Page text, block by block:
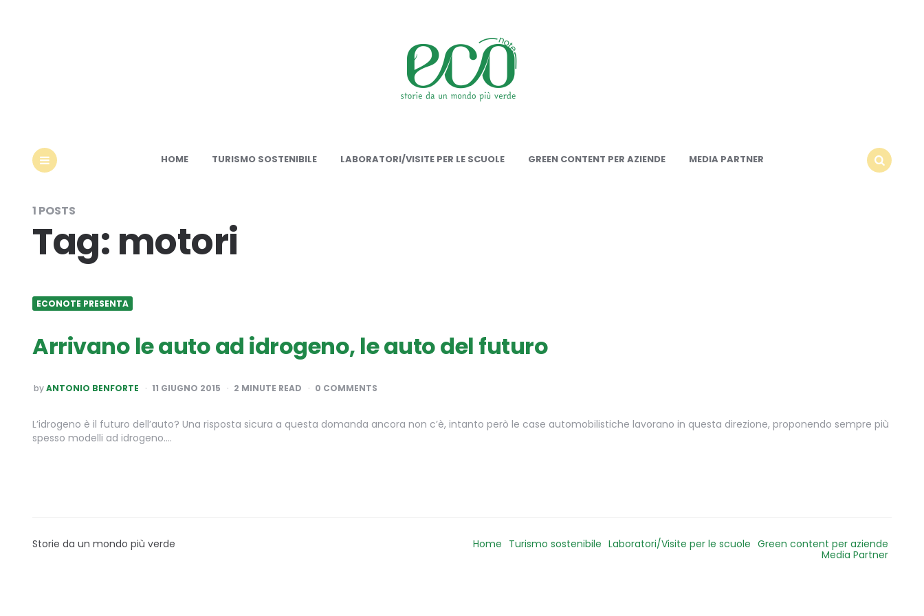
HOME TURISMO SOSTENIBILE LABORATORI/VISITE PER LE SCUOLE GREEN CONTENT PER AZIENDE
MEDIA PARTNER
1 POSTS
Tag: motori
ECONOTE PRESENTA
Arrivano le auto ad idrogeno, le auto del futuro
POSTED
BY
byANTONIO BENFORTE 11 GIUGNO 2015 2 MINUTE READ 0 COMMENTS
L’idrogeno è il futuro dell’auto? Una risposta sicura a questa domanda ancora non c’è, intanto però le case automobilistiche lavorano in questa direzione, proponendo sempre più
spesso modelli ad idrogeno….
Storie da un mondo più verde Home Turismo sostenibile Laboratori/Visite per le scuole Green content per aziende
Media Partner